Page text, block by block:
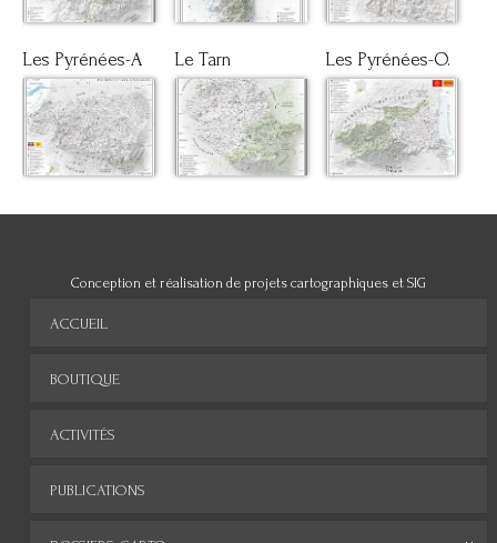
Les Pyrénées-A Le Tarn Les Pyrénées-O.
Conception et réalisation de projets cartographiques et SIG
ACCUEIL
BOUTIQUE
ACTIVITÉS
PUBLICATIONS